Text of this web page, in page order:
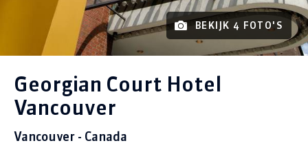
BEKIJK 4 FOTO'S
Georgian Court Hotel
Vancouver
Vancouver - Canada